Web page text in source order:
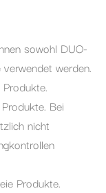
sowohl DUO-
werden.
Bei
nicht
Produkte.